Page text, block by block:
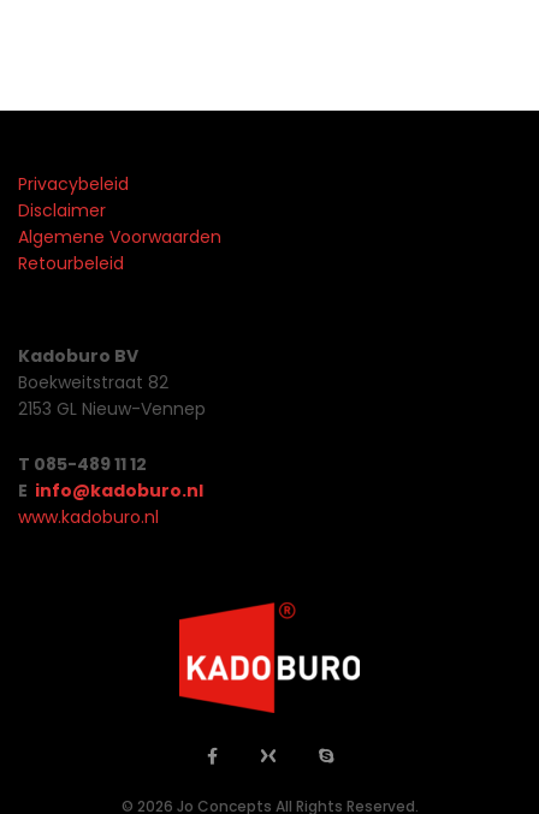
Privacybeleid
Disclaimer
Algemene Voorwaarden
Retourbeleid
Kadoburo BV
Boekweitstraat 82
2153 GL Nieuw-Vennep
T 085-489 11 12
E info@kadoburo.nl
www.kadoburo.nl
© 2026 Jo Concepts All Rights Reserved.